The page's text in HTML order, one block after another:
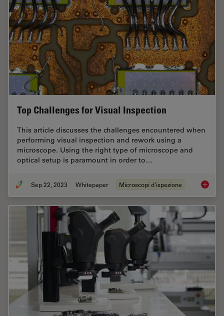
Top Challenges for Visual Inspection
This article discusses the challenges encountered when
performing visual inspection and rework using a
microscope. Using the right type of microscope and
optical setup is paramount in order to…
Sep 22, 2023 Whitepaper Microscopi d'ispezione Top